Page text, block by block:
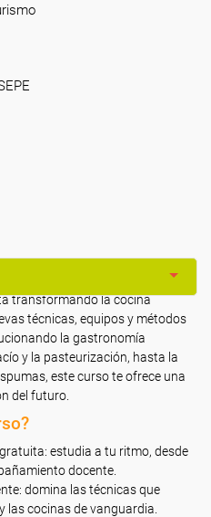
transformando la cocina
técnicas, equipos y métodos
la gastronomía
y la pasteurización, hasta la
este curso te ofrece una
del futuro.
estudia a tu ritmo, desde
docente.
domina las técnicas que
las cocinas de vanguardia.